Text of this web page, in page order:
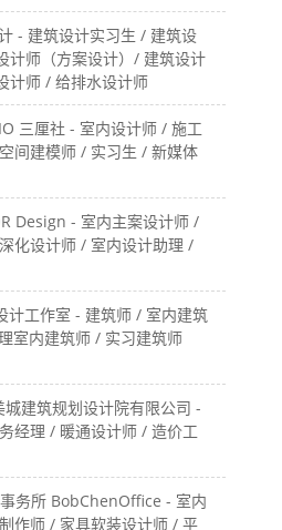
- 建筑设计实习生 / 建筑设
计师（方案设计）/ 建筑设计
计师 / 给排水设计师
三厘社 - 室内设计师 / 施工
间建模师 / 实习生 / 新媒体
Design - 室内主案设计师 /
化设计师 / 室内设计助理 /
计工作室 - 建筑师 / 室内建筑
室内建筑师 / 实习建筑师
城建筑规划设计院有限公司 -
经理 / 暖通设计师 / 造价工
事务所 BobChenOffice - 室内
作师 / 家具软装设计师 / 平